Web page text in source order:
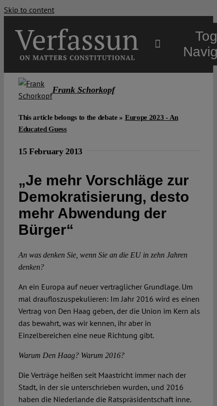
Skip to content
About
Open Access
Authors
Frank Schorkopf
This article belongs to the debate » Europe 2023 - An
Educated Guess
15 February 2013
„Je mehr Vorschläge zur
Demokratisierung, desto
mehr Abwendung der
Bürger“
An was denken Sie, wenn Sie an die EU in zehn Jahren
denken?
An ein Europa auf neuer vertraglicher Grundlage. Um
mal draufloszuspekulieren: Im Jahr 2016 wird es einen
Vertrag von Den Haag geben, der die Union im Kern als
das bewahrt, was wir kennen, ihr aber in
Einzelbereichen eine neue Richtung gibt.
Warum Den Haag? Warum 2016?
Die Verträge heißen seit Maastricht immer nach der
Stadt, in der sie unterschrieben wurden, und 2016
haben die Niederlande die Ratspräsidentschaft inne.